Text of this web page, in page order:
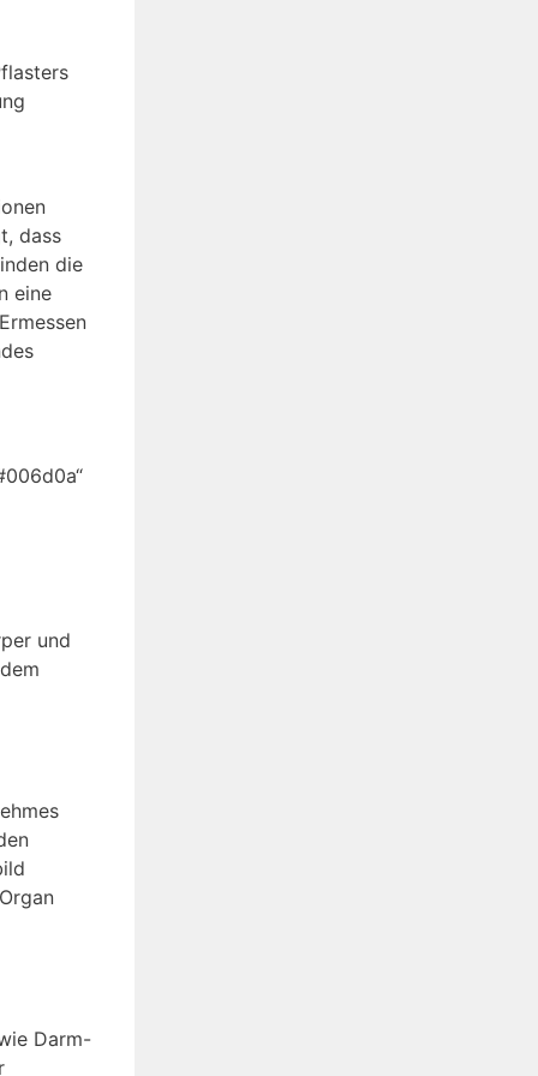
dass
die
eine
und
Darm-